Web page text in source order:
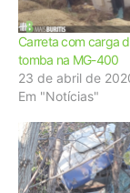
Carreta com carga
tomba na MG-400
23 de abril de
Em "Notícias"